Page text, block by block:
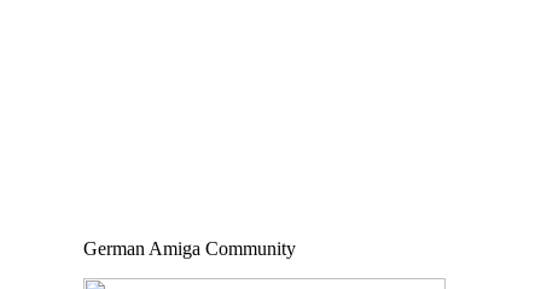
German Amiga Community